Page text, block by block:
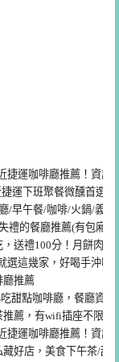
捷運咖啡廳推薦！資訊
運下班聚餐微醺首選酒
/早午餐/咖啡/火鍋/義大
禮的餐廳推薦(有包廂有
送禮100分！月餅肉乾
選這幾家，好喝手沖咖
廳推薦
甜點咖啡廳，餐廳資訊
薦，有wifi插座不限時
捷運咖啡廳推薦！資訊
好店，美食下午茶/甜